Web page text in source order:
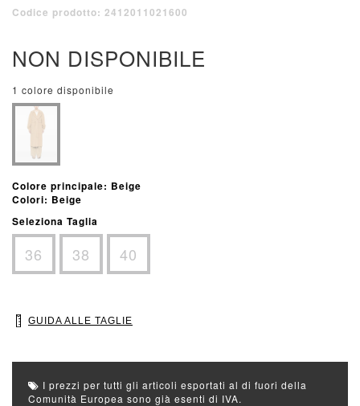
Codice prodotto: 2412011021600
NON DISPONIBILE
1 colore disponibile
Colore principale: Beige
Colori: Beige
Seleziona Taglia
36 38 40
GUIDA ALLE TAGLIE
I prezzi per tutti gli articoli esportati al di fuori della
Comunità Europea sono già esenti di IVA.